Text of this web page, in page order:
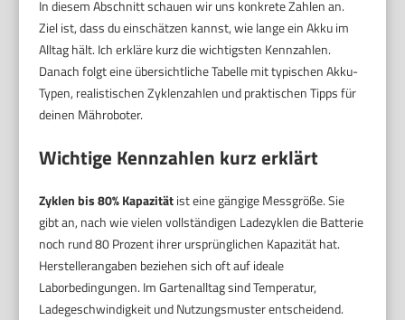
In diesem Abschnitt schauen wir uns konkrete Zahlen an.
Ziel ist, dass du einschätzen kannst, wie lange ein Akku im
Alltag hält. Ich erkläre kurz die wichtigsten Kennzahlen.
Danach folgt eine übersichtliche Tabelle mit typischen Akku-
Typen, realistischen Zyklenzahlen und praktischen Tipps für
deinen Mähroboter.
Wichtige Kennzahlen kurz erklärt
Zyklen bis 80% Kapazitätist eine gängige Messgröße. Sie
gibt an, nach wie vielen vollständigen Ladezyklen die Batterie
noch rund 80 Prozent ihrer ursprünglichen Kapazität hat.
Herstellerangaben beziehen sich oft auf ideale
Laborbedingungen. Im Gartenalltag sind Temperatur,
Ladegeschwindigkeit und Nutzungsmuster entscheidend.